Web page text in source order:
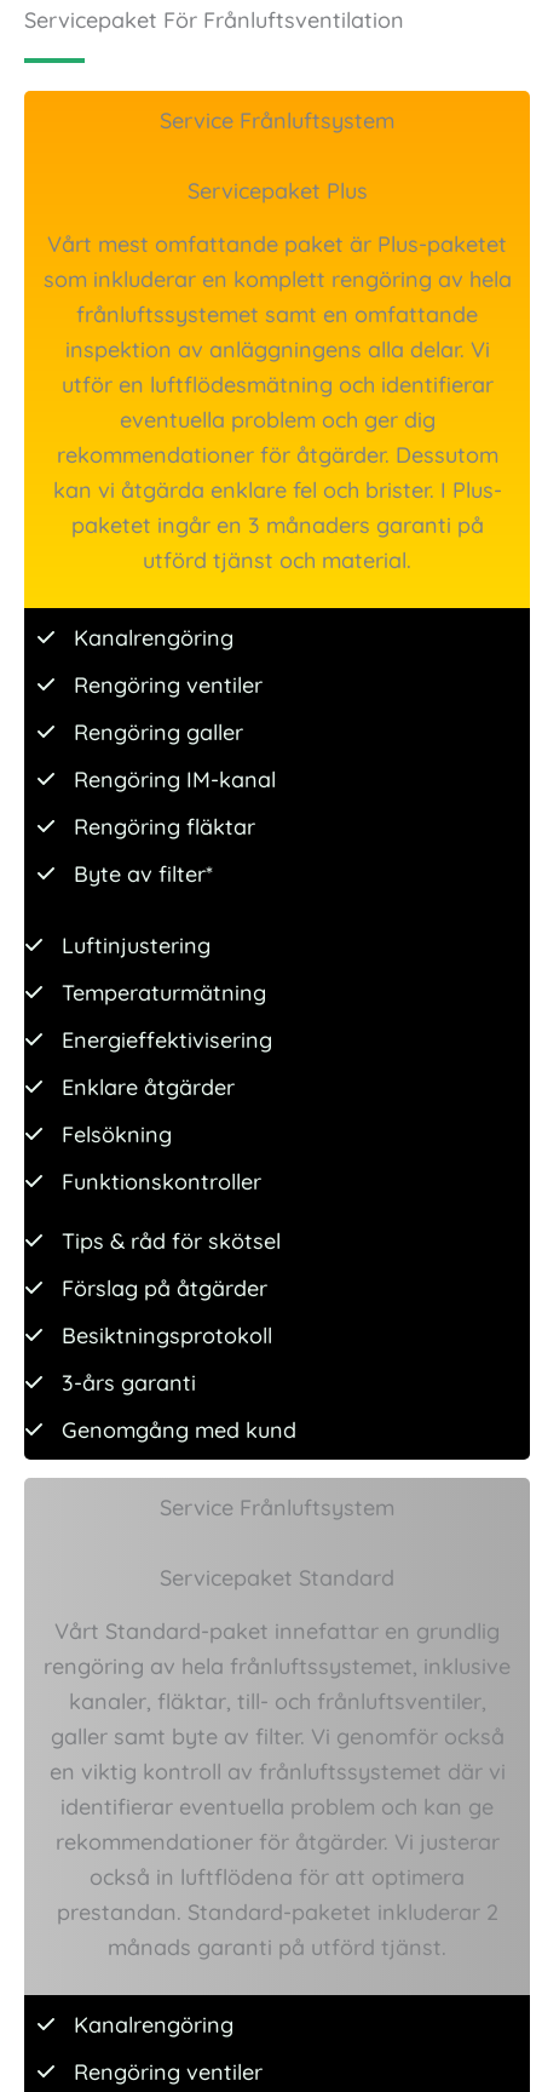
Servicepaket För Frånluftsventilation
Service Frånluftsystem
Servicepaket Plus
Vårt mest omfattande paket är Plus-paketet
som inkluderar en komplett rengöring av hela
frånluftssystemet samt en omfattande
inspektion av anläggningens alla delar. Vi
utför en luftflödesmätning och identifierar
eventuella problem och ger dig
rekommendationer för åtgärder. Dessutom
kan vi åtgärda enklare fel och brister. I Plus-
paketet ingår en 3 månaders garanti på
utförd tjänst och material.
Kanalrengöring
Rengöring ventiler
Rengöring galler
Rengöring IM-kanal
Rengöring fläktar
Byte av filter*
Luftinjustering
Temperaturmätning
Energieffektivisering
Enklare åtgärder
Felsökning
Funktionskontroller
Tips & råd för skötsel
Förslag på åtgärder
Besiktningsprotokoll
3-års garanti
Genomgång med kund
Service Frånluftsystem
Servicepaket Standard
Vårt Standard-paket innefattar en grundlig
rengöring av hela frånluftssystemet, inklusive
kanaler, fläktar, till- och frånluftsventiler,
galler samt byte av filter. Vi genomför också
en viktig kontroll av frånluftssystemet där vi
identifierar eventuella problem och kan ge
rekommendationer för åtgärder. Vi justerar
också in luftflödena för att optimera
prestandan. Standard-paketet inkluderar 2
månads garanti på utförd tjänst.
Kanalrengöring
Rengöring ventiler